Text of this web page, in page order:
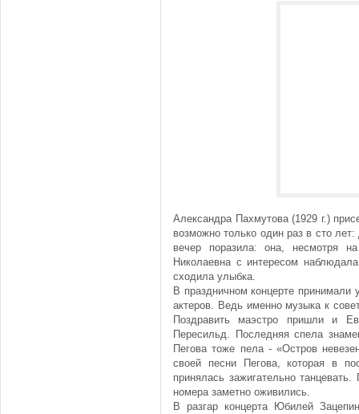
Александра Пахмутова (1929 г.)
возможно только один раз в сто
вечер поразила: она, несмотря
Николаевна с интересом
сходила улыбка.
В праздничном концерте
актеров. Ведь именно музыка к
Поздравить маэстро пришли и
Пересильд. Последняя спела
Пегова тоже пела - «Остров
своей песни Пегова, которая в
принялась зажигательно
номера заметно оживились.
В разгар концерта Юбилей